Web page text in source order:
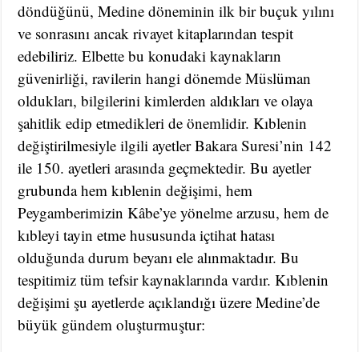
döndüğünü, Medine döneminin ilk bir buçuk yılını
ve sonrasını ancak rivayet kitaplarından tespit
edebiliriz. Elbette bu konudaki kaynakların
güvenirliği, ravilerin hangi dönemde Müslüman
oldukları, bilgilerini kimlerden aldıkları ve olaya
şahitlik edip etmedikleri de önemlidir. Kıblenin
değiştirilmesiyle ilgili ayetler Bakara Suresi’nin 142
ile 150. ayetleri arasında geçmektedir. Bu ayetler
grubunda hem kıblenin değişimi, hem
Peygamberimizin Kâbe’ye yönelme arzusu, hem de
kıbleyi tayin etme hususunda içtihat hatası
olduğunda durum beyanı ele alınmaktadır. Bu
tespitimiz tüm tefsir kaynaklarında vardır. Kıblenin
değişimi şu ayetlerde açıklandığı üzere Medine’de
büyük gündem oluşturmuştur: